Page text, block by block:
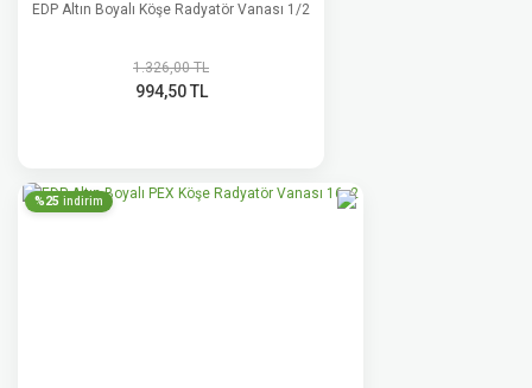
EDP Altın Boyalı Köşe Radyatör Vanası 1/2
1.326,00 TL
994,50 TL
%25 indirim